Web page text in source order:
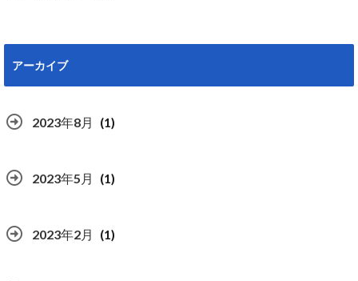
アーカイブ
2023年8月 (1)
2023年5月 (1)
2023年2月 (1)